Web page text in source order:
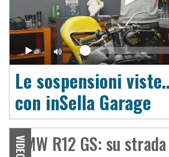
Le sospensioni
con inSella Garage
VIDEO
BMW R12 GS: su